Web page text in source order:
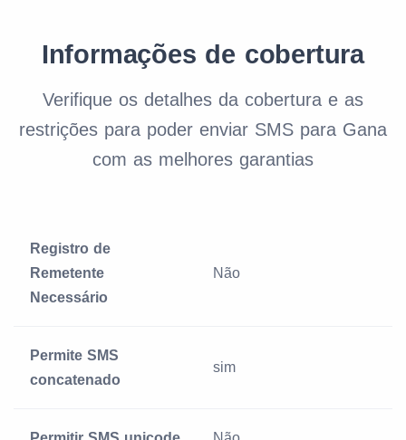
Informações de cobertura
Verifique os detalhes da cobertura e as
restrições para poder enviar SMS para Gana
com as melhores garantias
Registro de
Remetente
Necessário
Não
Permite SMS
concatenado
sim